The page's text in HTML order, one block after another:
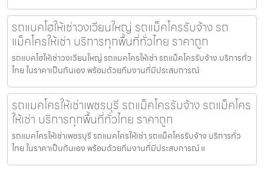
รถแบคโฮให้เช่าวงเวียนใหญ่ รถแม็คโครรับจ้าง รถ
แม็คโครให้เช่า บริการทุกพื้นที่ทั่วไทย ราคาถูก
รถแบคโฮให้เช่าวงเวียนใหญ่ รถแมคโครให้เช่า รถแม็คโครรับจ้าง บริการทั่ว
ไทย ในราคาเป็นกันเอง พร้อมด้วยทีมงานที่มีประสบการณ์
รถแมคโครให้เช่าเพชรบุรี รถแม็คโครรับจ้าง รถแม็คโคร
ให้เช่า บริการทุกพื้นที่ทั่วไทย ราคาถูก
รถแมคโครให้เช่าเพชรบุรี รถแมคโครให้เช่า รถแม็คโครรับจ้าง บริการทั่ว
ไทย ในราคาเป็นกันเอง พร้อมด้วยทีมงานที่มีประสบการณ์ แ